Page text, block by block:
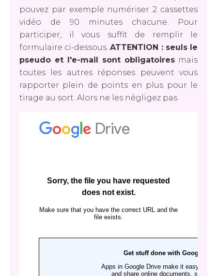
pouvez par exemple numériser 2 cassettes
vidéo de 90 minutes chacune. Pour
participer, il vous suffit de remplir le
formulaire ci-dessous.ATTENTION : seuls le
pseudo et l'e-mail sont obligatoires mais
toutes les autres réponses peuvent vous
rapporter plein de points en plus pour le
tirage au sort. Alors ne les négligez pas.